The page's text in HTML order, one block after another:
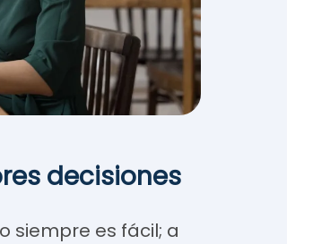
decisiones
siempre es fácil; a